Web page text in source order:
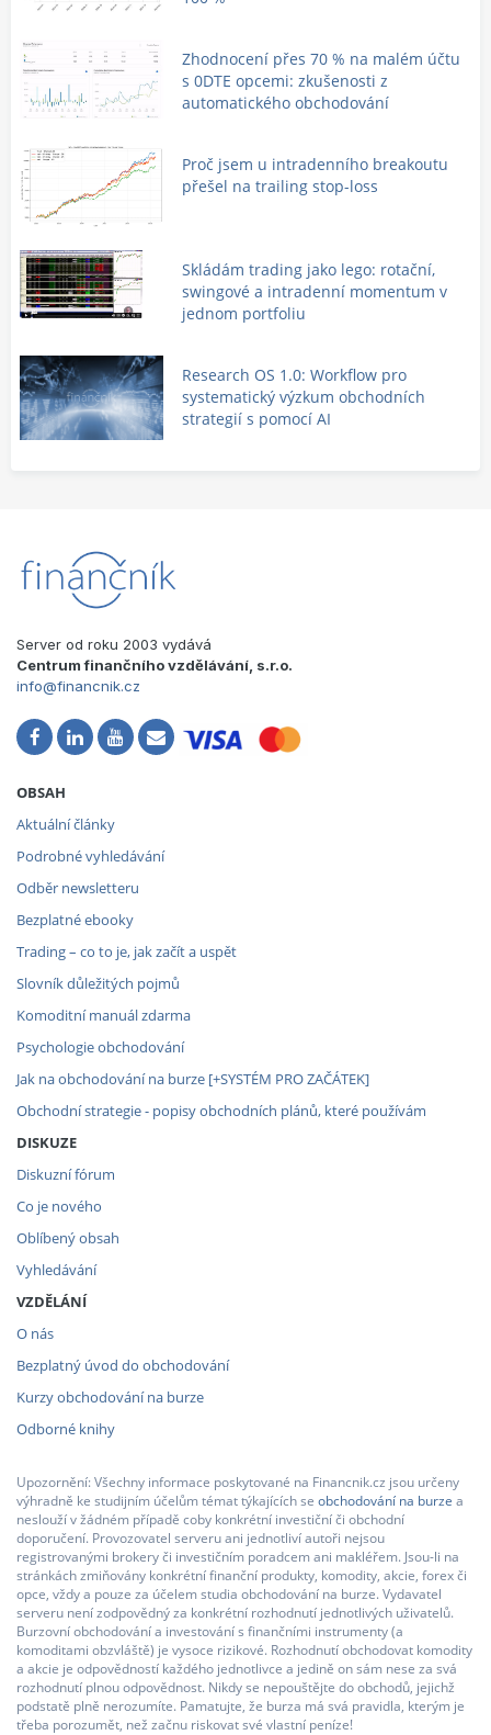
Zhodnocení přes 70 % na malém účtu
s 0DTE opcemi: zkušenosti z
automatického obchodování
Proč jsem u intradenního breakoutu
přešel na trailing stop-loss
Skládám trading jako lego: rotační,
swingové a intradenní momentum v
jednom portfoliu
Research OS 1.0: Workflow pro
systematický výzkum obchodních
strategií s pomocí AI
Server od roku 2003 vydává
Centrum finančního vzdělávání, s.r.o.
info@financnik.cz
OBSAH
Aktuální články
Podrobné vyhledávání
Odběr newsletteru
Bezplatné ebooky
Trading – co to je, jak začít a uspět
Slovník důležitých pojmů
Komoditní manuál zdarma
Psychologie obchodování
Jak na obchodování na burze [+SYSTÉM PRO ZAČÁTEK]
Obchodní strategie - popisy obchodních plánů, které používám
DISKUZE
Diskuzní fórum
Co je nového
Oblíbený obsah
Vyhledávání
VZDĚLÁNÍ
O nás
Bezplatný úvod do obchodování
Kurzy obchodování na burze
Odborné knihy
Upozornění: Všechny informace poskytované na Financnik.cz jsou určeny
výhradně ke studijním účelům témat týkajících se obchodování na burze a
neslouží v žádném případě coby konkrétní investiční či obchodní
doporučení. Provozovatel serveru ani jednotliví autoři nejsou
registrovanými brokery či investičním poradcem ani makléřem. Jsou-li na
stránkách zmiňovány konkrétní finanční produkty, komodity, akcie, forex či
opce, vždy a pouze za účelem studia obchodování na burze. Vydavatel
serveru není zodpovědný za konkrétní rozhodnutí jednotlivých uživatelů.
Burzovní obchodování a investování s finančními instrumenty (a
komoditami obzvláště) je vysoce rizikové. Rozhodnutí obchodovat komodity
a akcie je odpovědností každého jednotlivce a jedině on sám nese za svá
rozhodnutí plnou odpovědnost. Nikdy se nepouštějte do obchodů, jejichž
podstatě plně nerozumíte. Pamatujte, že burza má svá pravidla, kterým je
třeba porozumět, než začnu riskovat své vlastní peníze!